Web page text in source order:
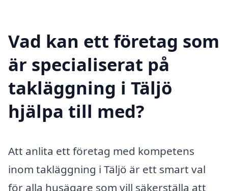
Vad kan ett företag som
är specialiserat på
takläggning i Täljö
hjälpa till med?
Att anlita ett företag med kompetens
inom takläggning i Täljö är ett smart val
för alla husägare som vill säkerställa att